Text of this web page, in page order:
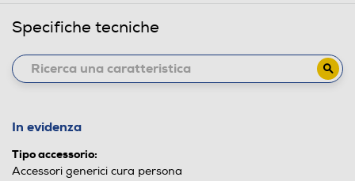
Specifiche tecniche
In evidenza
Tipo accessorio:
Accessori generici cura persona